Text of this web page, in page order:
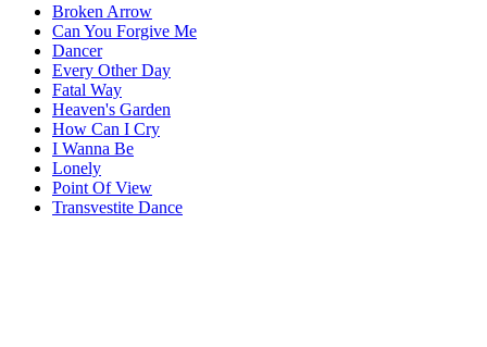
Broken Arrow
Can You Forgive Me
Dancer
Every Other Day
Fatal Way
Heaven's Garden
How Can I Cry
I Wanna Be
Lonely
Point Of View
Transvestite Dance